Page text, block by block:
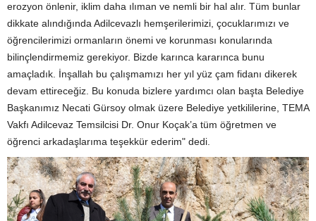
erozyon önlenir, iklim daha ılıman ve nemli bir hal alır. Tüm bunlar
dikkate alındığında Adilcevazlı hemşerilerimizi, çocuklarımızı ve
öğrencilerimizi ormanların önemi ve korunması konularında
bilinçlendirmemiz gerekiyor. Bizde karınca kararınca bunu
amaçladık. İnşallah bu çalışmamızı her yıl yüz çam fidanı dikerek
devam ettireceğiz. Bu konuda bizlere yardımcı olan başta Belediye
Başkanımız Necati Gürsoy olmak üzere Belediye yetkililerine, TEMA
Vakfı Adilcevaz Temsilcisi Dr. Onur Koçak’a tüm öğretmen ve
öğrenci arkadaşlarıma teşekkür ederim" dedi.